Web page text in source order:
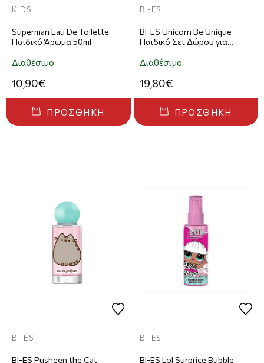
KIDS
Superman Eau De Toilette
Παιδικό Άρωμα 50ml
Διαθέσιμο
10,90€
ΠΡΟΣΘΉΚΗ
BI-ES
BI-ES Unicorn Be Unique
Παιδικό Σετ Δώρου για
Body Mist 100ml + Keychain
Διαθέσιμο
19,80€
ΠΡΟΣΘΉΚΗ
BI-ES
BI-ES Pusheen the Cat
BI-ES
BI-ES Lol Surprice Bubble